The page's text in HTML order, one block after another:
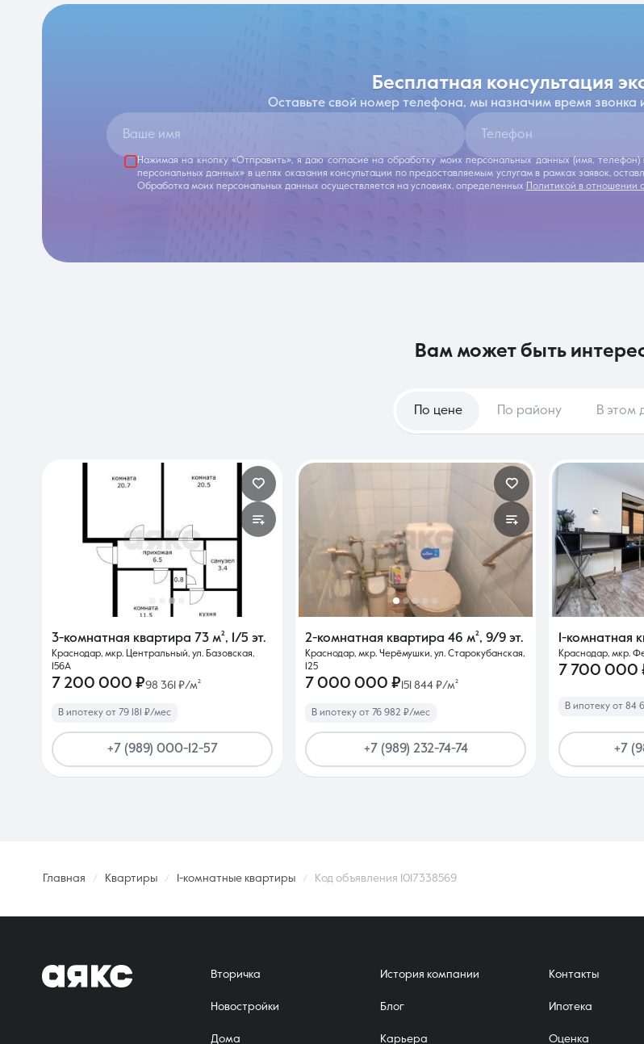
бесплатная консультация
Оставьте свой номер телефона, мы назначим время
Ваше имя Телефон
Нажимая на кнопку «Отправить», я даю согласие на обработку моих персональных данных (имя,
персональных данных» в целях оказания консультации по предоставляемым услугам в рамках заявок,
Обработка моих персональных данных осуществляется на условиях, определенных Политикой в отношении
вам может быть
По цене По району В этом
3-комнатная квартира 73 м², 1/5 эт.
Краснодар, мкр. Центральный, ул. Базовская,
156А
7 200 000 ₽98 361 ₽/м²
В ипотеку от 79 181 ₽/мес
+7 (989) 000-12-57
2-комнатная квартира 46 м², 9/9 эт.
Краснодар, мкр. Черёмушки, ул. Старокубанская,
125
7 000 000 ₽ 151 844 ₽/м²
В ипотеку от 76 982 ₽/мес
+7 (989) 232-74-74
1-комнатная
Краснодар, мкр.
7 700 000
В ипотеку от 84
+7
Главная Квартиры 1-комнатные квартиры Код объявления 1017338569
Вторичка
Новостройки
Дома
История компании
Блог
Карьера
Контакты
Ипотека
Оценка